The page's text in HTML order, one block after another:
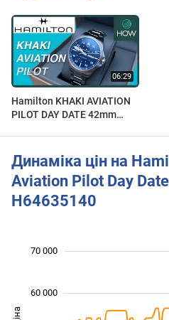
Hamilton KHAKI AVIATION
PILOT DAY DATE 42mm
Динаміка цін на
Aviation Pilot Day
H64635140
60 000
70 000